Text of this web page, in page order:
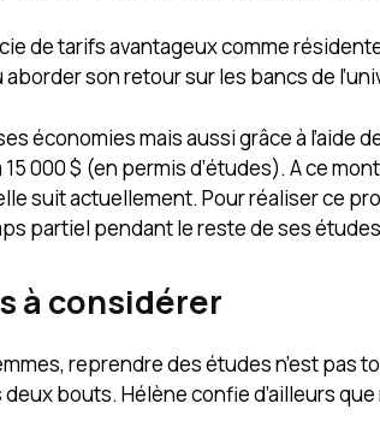
de tarifs avantageux comme
aborder son retour sur les bancs de
économies mais aussi grâce à l’aide
000 $ (en permis d’études). A ce
suit actuellement. Pour réaliser ce
partiel pendant le reste de ses
à considérer
reprendre des études n’est
bouts. Hélène confie d’ailleurs